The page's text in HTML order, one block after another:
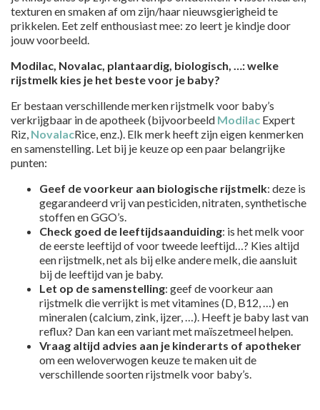
texturen en smaken af om zijn/haar nieuwsgierigheid te
prikkelen. Eet zelf enthousiast mee: zo leert je kindje door
jouw voorbeeld.
Modilac, Novalac, plantaardig, biologisch, …: welke
rijstmelk kies je het beste voor je baby?
Er bestaan verschillende merken rijstmelk voor baby’s
verkrijgbaar in de apotheek (bijvoorbeeld Modilac Expert
Riz, NovalacRice, enz.). Elk merk heeft zijn eigen kenmerken
en samenstelling. Let bij je keuze op een paar belangrijke
punten:
Geef de voorkeur aan biologische rijstmelk: deze is
gegarandeerd vrij van pesticiden, nitraten, synthetische
stoffen en GGO’s.
Check goed de leeftijdsaanduiding: is het melk voor
de eerste leeftijd of voor tweede leeftijd…? Kies altijd
een rijstmelk, net als bij elke andere melk, die aansluit
bij de leeftijd van je baby.
Let op de samenstelling: geef de voorkeur aan
rijstmelk die verrijkt is met vitamines (D, B12, …) en
mineralen (calcium, zink, ijzer, …). Heeft je baby last van
reflux? Dan kan een variant met maïszetmeel helpen.
Vraag altijd advies aan je kinderarts of apotheker
om een weloverwogen keuze te maken uit de
verschillende soorten rijstmelk voor baby’s.